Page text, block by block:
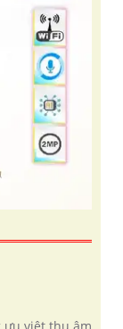
ưu việt thu âm